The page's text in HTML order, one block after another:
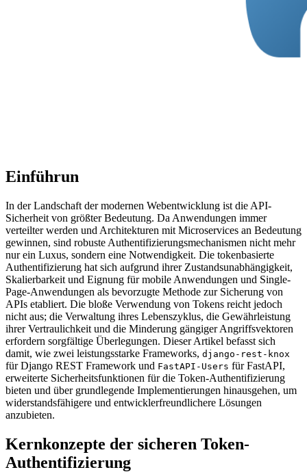
Einführun
In der Landschaft der modernen Webentwicklung ist die API-
Sicherheit von größter Bedeutung. Da Anwendungen immer
verteilter werden und Architekturen mit Microservices an Bedeutung
gewinnen, sind robuste Authentifizierungsmechanismen nicht mehr
nur ein Luxus, sondern eine Notwendigkeit. Die tokenbasierte
Authentifizierung hat sich aufgrund ihrer Zustandsunabhängigkeit,
Skalierbarkeit und Eignung für mobile Anwendungen und Single-
Page-Anwendungen als bevorzugte Methode zur Sicherung von
APIs etabliert. Die bloße Verwendung von Tokens reicht jedoch
nicht aus; die Verwaltung ihres Lebenszyklus, die Gewährleistung
ihrer Vertraulichkeit und die Minderung gängiger Angriffsvektoren
erfordern sorgfältige Überlegungen. Dieser Artikel befasst sich
damit, wie zwei leistungsstarke Frameworks, django-rest-knox
für Django REST Framework und FastAPI-Users für FastAPI,
erweiterte Sicherheitsfunktionen für die Token-Authentifizierung
bieten und über grundlegende Implementierungen hinausgehen, um
widerstandsfähigere und entwicklerfreundlichere Lösungen
anzubieten.
Kernkonzepte der sicheren Token-
Authentifizierung